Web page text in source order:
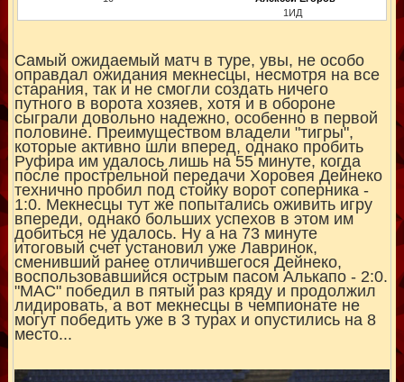
1ИД
Самый ожидаемый матч в туре, увы, не особо
оправдал ожидания мекнесцы, несмотря на все
старания, так и не смогли создать ничего
путного в ворота хозяев, хотя и в обороне
сыграли довольно надежно, особенно в первой
половине. Преимуществом владели "тигры",
которые активно шли вперед, однако пробить
Руфира им удалось лишь на 55 минуте, когда
после прострельной передачи Хоровея Дейнеко
технично пробил под стойку ворот соперника -
1:0. Мекнесцы тут же попытались оживить игру
впереди, однако больших успехов в этом им
добиться не удалось. Ну а на 73 минуте
итоговый счет установил уже Лавринок,
сменивший ранее отличившегося Дейнеко,
воспользовавшийся острым пасом Алькапо - 2:0.
"МАС" победил в пятый раз кряду и продолжил
лидировать, а вот мекнесцы в чемпионате не
могут победить уже в 3 турах и опустились на 8
место...